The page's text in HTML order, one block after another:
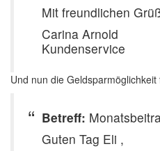
Mit freundlichen
Carina Arnold
Kundenservice
Und nun die Geldsparmöglichkeit
Betreff:
Guten Tag Eli ,